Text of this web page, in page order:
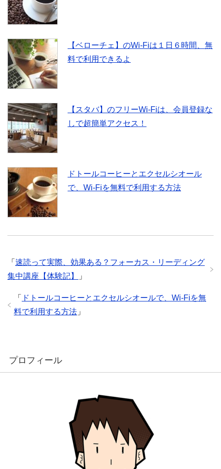
【ベローチェ】のWi-Fiは１日６時間、無
料で利用できるよ
【スタバ】のフリーWi-Fiは、会員登録な
しで超簡単アクセス！
ドトールコーヒーとエクセルシオール
で、Wi-Fiを無料で利用する方法
「 速読って実際、効果ある？フォーカス・リーディング
集中講座【体験記】
」
「
ドトールコーヒーとエクセルシオールで、Wi-Fiを無
料で利用する方法 」
プロフィール